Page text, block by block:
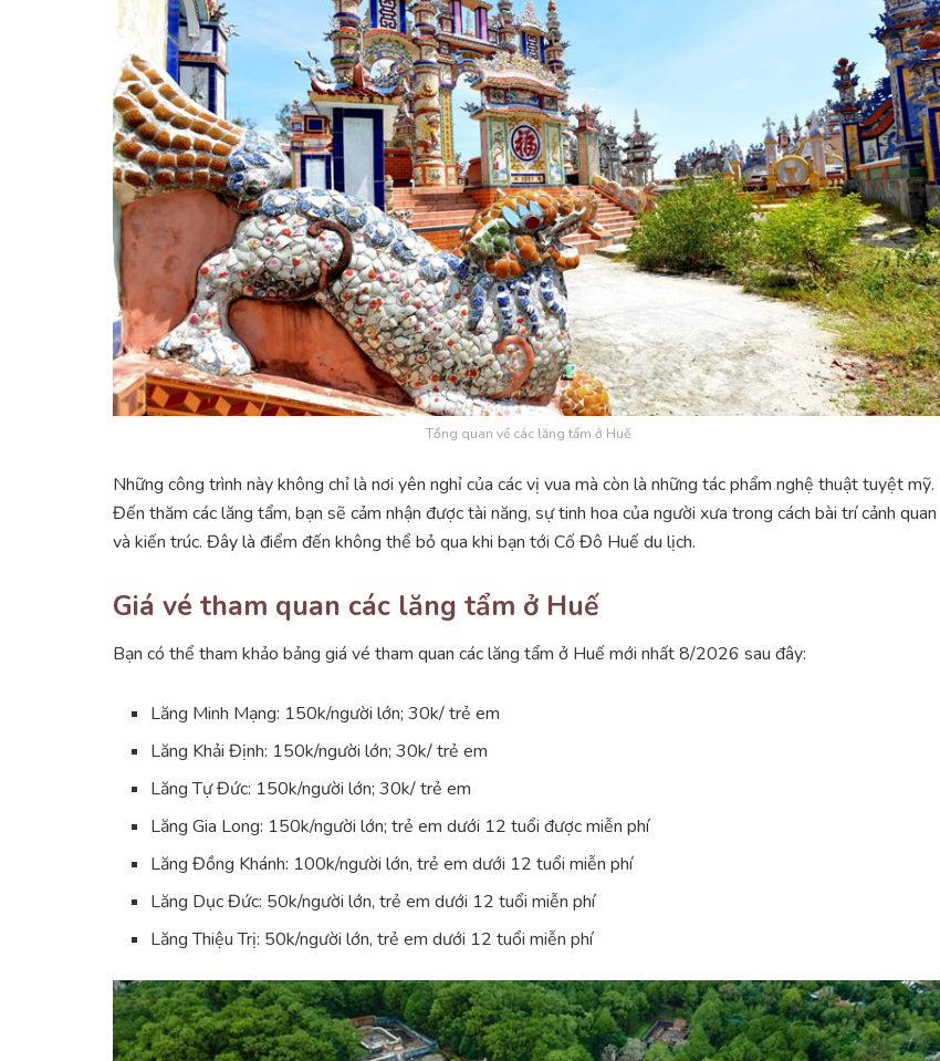
Tổng quan về các lăng tẩm ở Huế
Những công trình này không chỉ là nơi yên nghỉ của các vị vua mà còn là những tác phẩm nghệ thuật tuyệt mỹ.
Đến thăm các lăng tẩm, bạn sẽ cảm nhận được tài năng, sự tinh hoa của người xưa trong cách bài trí cảnh quan
và kiến trúc. Đây là điểm đến không thể bỏ qua khi bạn tới Cố Đô Huế du lịch.
Giá vé tham quan các lăng tẩm ở Huế
Bạn có thể tham khảo bảng giá vé tham quan các lăng tẩm ở Huế mới nhất 8/2026 sau đây:
Lăng Minh Mạng: 150k/người lớn; 30k/ trẻ em
Lăng Khải Định: 150k/người lớn; 30k/ trẻ em
Lăng Tự Đức: 150k/người lớn; 30k/ trẻ em
Lăng Gia Long: 150k/người lớn; trẻ em dưới 12 tuổi được miễn phí
Lăng Đồng Khánh: 100k/người lớn, trẻ em dưới 12 tuổi miễn phí
Lăng Dục Đức: 50k/người lớn, trẻ em dưới 12 tuổi miễn phí
Lăng Thiệu Trị: 50k/người lớn, trẻ em dưới 12 tuổi miễn phí